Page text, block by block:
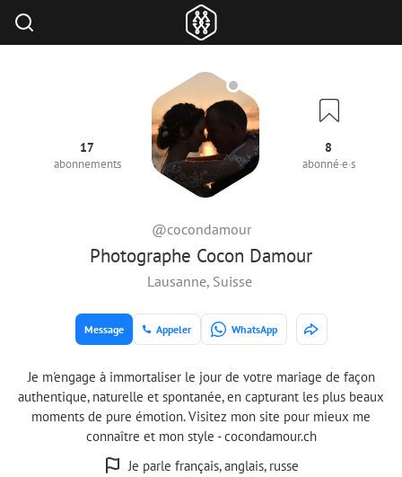
Photographe Cocon Damour
@cocondamour
17
abonnements
8
abonné·e·s
Lausanne, Suisse
Message Appeler WhatsApp
Je m'engage à immortaliser le jour de votre mariage de façon
authentique, naturelle et spontanée, en capturant les plus beaux
moments de pure émotion. Visitez mon site pour mieux me
connaître et mon style - cocondamour.ch
Je parle français, anglais, russe